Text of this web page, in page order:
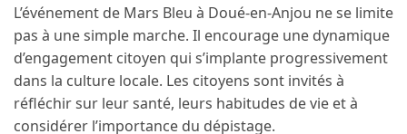
L’événement de Mars Bleu à Doué-en-Anjou ne se limite
pas à une simple marche. Il encourage une dynamique
d’engagement citoyen qui s’implante progressivement
dans la culture locale. Les citoyens sont invités à
réfléchir sur leur santé, leurs habitudes de vie et à
considérer l’importance du dépistage.